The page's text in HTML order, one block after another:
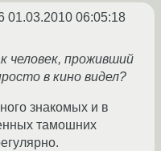
01.03.2010 06:05:18
человек, проживший
в кино видел?
знакомых и в
тамошних